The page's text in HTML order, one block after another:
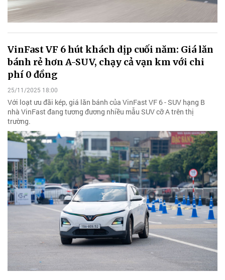
VinFast VF 6 hút khách dịp cuối năm: Giá lăn
bánh rẻ hơn A-SUV, chạy cả vạn km với chi
phí 0 đồng
25/11/2025 18:00
Với loạt ưu đãi kép, giá lăn bánh của VinFast VF 6 - SUV hạng B
nhà VinFast đang tương đương nhiều mẫu SUV cỡ A trên thị
trường.